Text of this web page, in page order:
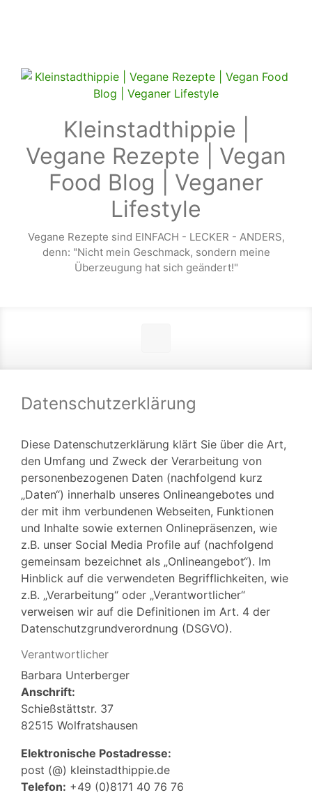
Kleinstadthippie |
Vegane Rezepte | Vegan
Food Blog | Veganer
Lifestyle
Vegane Rezepte sind EINFACH - LECKER - ANDERS,
denn: "Nicht mein Geschmack, sondern meine
Überzeugung hat sich geändert!"
Datenschutzerklärung
Diese Datenschutzerklärung klärt Sie über die Art,
den Umfang und Zweck der Verarbeitung von
personenbezogenen Daten (nachfolgend kurz
„Daten“) innerhalb unseres Onlineangebotes und
der mit ihm verbundenen Webseiten, Funktionen
und Inhalte sowie externen Onlinepräsenzen, wie
z.B. unser Social Media Profile auf (nachfolgend
gemeinsam bezeichnet als „Onlineangebot“). Im
Hinblick auf die verwendeten Begrifflichkeiten, wie
z.B. „Verarbeitung“ oder „Verantwortlicher“
verweisen wir auf die Definitionen im Art. 4 der
Datenschutzgrundverordnung (DSGVO).
Verantwortlicher
Barbara Unterberger
Anschrift:
Schießstättstr. 37
82515 Wolfratshausen
Elektronische Postadresse:
post (@) kleinstadthippie.de
Telefon: +49 (0)8171 40 76 76